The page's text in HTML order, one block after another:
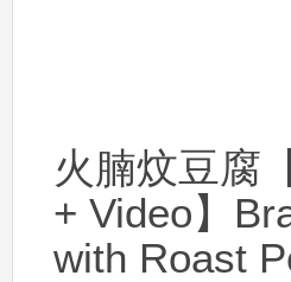
火腩炆豆腐
+ Video】
with Roast